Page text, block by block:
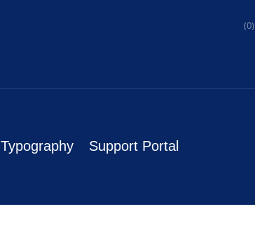
(0)
Support Portal
Typography